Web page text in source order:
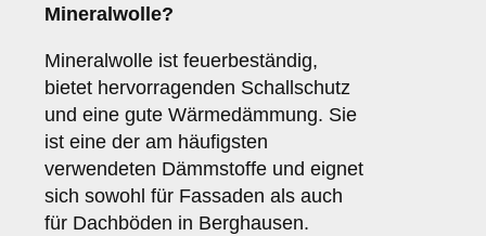
Mineralwolle?
Mineralwolle ist feuerbeständig,
bietet hervorragenden Schallschutz
und eine gute Wärmedämmung. Sie
ist eine der am häufigsten
verwendeten Dämmstoffe und eignet
sich sowohl für Fassaden als auch
für Dachböden in Berghausen.